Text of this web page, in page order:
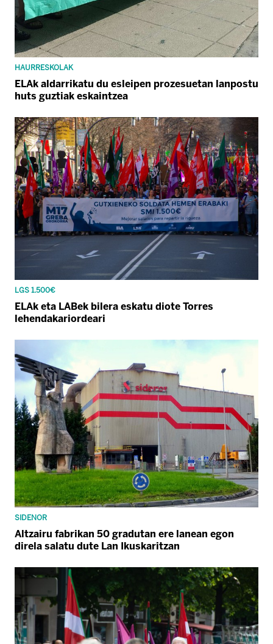
HAURRESKOLAK
ELAk aldarrikatu du esleipen prozesuetan lanpostu
huts guztiak eskaintzea
LGS 1.500€
ELAk eta LABek bilera eskatu diote Torres
lehendakariordeari
SIDENOR
Altzairu fabrikan 50 gradutan ere lanean egon
direla salatu dute Lan Ikuskaritzan